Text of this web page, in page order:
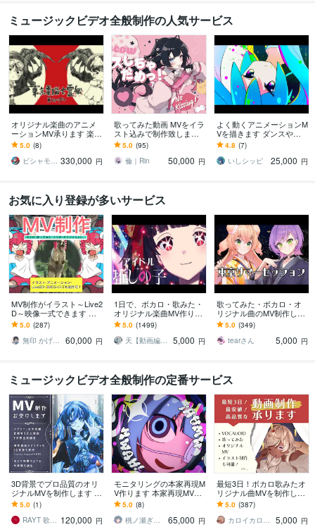
ミュージックビデオ全般制作の人気サービス
オリジナル楽曲のアニメ
ーションMV承ります 楽曲
の魅力と作品性を引き出
すアニメーションMVを制
作します
5.0 (8)
ビシャモンベイベー 330,000 円
歌ってみた動画 MVをイラ
スト込みで制作致します
本家寄せからオリジナル
曲まで承ります！
5.0 (95)
倫｜Rin
50,000 円
よく動くアニメーションM
Vを描きます ダンスやア
クションなどたくさん動
かします！
4.8 (7)
いしシッピ
25,000 円
お気に入り登録が多いサービス
MV制作がイラスト～Live2
D～映像一式できます 実
績400件超！大手Vtuberや
企業、個人、趣味まで対
応
5.0 (287)
無印 かげひと
60,000 円
1日で、ボカロ・歌みた・
オリジナル楽曲MV作りま
す 本家風など、ご希望に
合わせて制作させて頂き
ます！
5.0 (1499)
天【動画編集】
5,000 円
歌ってみた・ボカロ・オ
リジナル曲のMV制作しま
す 初めての方でも安心し
てご依頼いただけるよう
サポートします！
5.0 (349)
tearさん
5,000 円
ミュージックビデオ全般制作の定番サービス
3D背景でプロ品質のオリ
ジナルMVを制作します 大
手実績・登録者3万人増・
9万再生実績アリ！
5.0 (1)
RAYT 歌ってみたMV制作 120,000 円
モニタリングの本家再現M
V作ります 本家再現MVを
イラスト付きで！
5.0 (8)
桃ノ瀬ぎんか＠値段改定中
65,000 円
最短3日！ボカロ歌みたオ
リジナル曲MVを制作しま
す イラスト＆動画のセッ
ト制作も可能！初心者安
心！高クオリティ！
5.0 (387)
カロイカロ＊イラスト・動画制作
5,000 円